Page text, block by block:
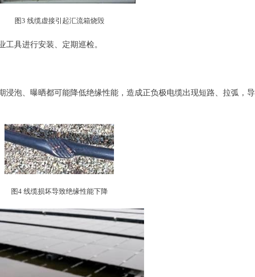
图3 线缆虚接引起汇流箱烧毁
工具进行安装、定期巡检。
浸泡、曝晒都可能降低绝缘性能，造成正负极电缆出现短路、拉弧，导
图4 线缆损坏导致绝缘性能下降